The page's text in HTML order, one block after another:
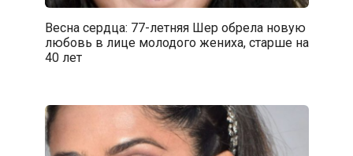
Весна сердца: 77-летняя Шер обрела новую
любовь в лице молодого жениха, старше на
40 лет